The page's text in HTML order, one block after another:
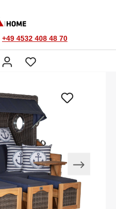
+49 4532 408 48 70